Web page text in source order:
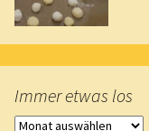
Immer etwas los
Immer